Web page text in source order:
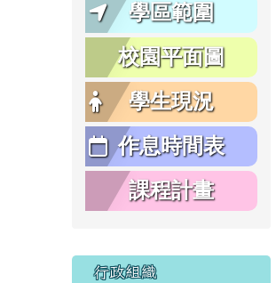
學區範圍
校園平面圖
學生現況
作息時間表
課程計畫
行政組織